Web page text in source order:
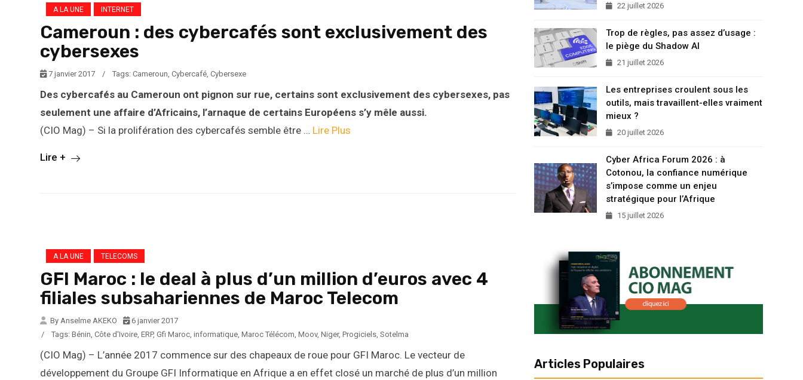
A LA UNE INTERNET
Cameroun : des cybercafés sont exclusivement des
cybersexes
7 janvier 2017 / Tags: Cameroun, Cybercafé, Cybersexe
Des cybercafés au Cameroun ont pignon sur rue, certains sont exclusivement des cybersexes, pas
seulement une affaire d’Africains, l’arnaque de certains Européens s’y mêle aussi.
(CIO Mag) – Si la prolifération des cybercafés semble être … Lire Plus
Lire +
A LA UNE TELECOMS
GFI Maroc : le deal à plus d’un million d’euros avec 4
filiales subsahariennes de Maroc Telecom
By Anselme AKEKO
6 janvier 2017
/
Tags: Bénin, Côte d'Ivoire, ERP, Gfi Maroc, informatique, Maroc Télécom, Moov, Niger, Progiciels, Sotelma
(CIO Mag) – L’année 2017 commence sur des chapeaux de roue pour GFI Maroc. Le vecteur de
développement du Groupe GFI Informatique en Afrique a en effet closé un marché de plus d’un million
22 juillet 2026
Trop de règles, pas assez d’usage :
le piège du Shadow AI
21 juillet 2026
Les entreprises croulent sous les
outils, mais travaillent-elles vraiment
mieux ?
20 juillet 2026
Cyber Africa Forum 2026 : à
Cotonou, la confiance numérique
s’impose comme un enjeu
stratégique pour l’Afrique
15 juillet 2026
Articles Populaires